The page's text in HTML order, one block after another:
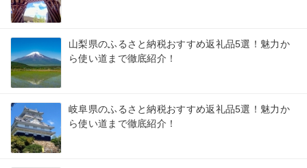
山梨県のふるさと納税おすすめ返礼品5選！魅力か
ら使い道まで徹底紹介！
岐阜県のふるさと納税おすすめ返礼品5選！魅力か
ら使い道まで徹底紹介！